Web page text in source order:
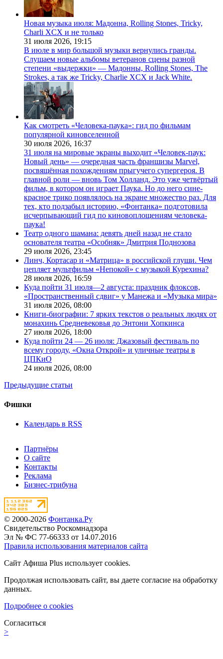
Новая музыка июля: Мадонна, Rolling Stones, Tricky,
Charli XCX и не только
31 июля 2026, 19:15
В июле в мир большой музыки вернулись гранды.
Слушаем новые альбомы ветеранов сцены разной
степени «выдержки» — Мадонны, Rolling Stones, The
Strokes, а так же Tricky, Charlie XCX и Jack White.
Как смотреть «Человека-паука»: гид по фильмам
популярной киновселенной
30 июля 2026, 16:37
31 июля на мировые экраны выходит «Человек-паук:
Новый день» — очередная часть франшизы Marvel,
посвящённая похождениям прыгучего супергероя. В
главной роли — вновь Том Холланд. Это уже четвёртый
фильм, в котором он играет Паука. Но до него сине-
красное трико появлялось на экране множество раз. Для
тех, кто подзабыл историю, «Фонтанка» подготовила
исчерпывающий гид по киновоплощениям человека-
паука!
Театр одного шамана: девять дней назад не стало
основателя театра «Особняк» Дмитрия Поднозова
29 июля 2026, 23:45
Линч, Кортасар и «Матрица» в российской глуши. Чем
цепляет мультфильм «Непокой» с музыкой Курехина?
28 июля 2026, 16:59
Куда пойти 31 июля—2 августа: праздник флоксов,
«Пространственный сдвиг» у Манежа и «Музыка мира»
31 июля 2026, 08:00
Книги-биографии: 7 ярких текстов о реальных людях от
монахинь Средневековья до Энтони Хопкинса
27 июля 2026, 18:00
Куда пойти 24 — 26 июля: Джазовый фестиваль по
всему городу, «Окна Открой» и уличные театры в
ЦПКиО
24 июля 2026, 08:00
Предыдущие статьи
Фишки
Календарь в RSS
Партнёры
О сайте
Контакты
Реклама
Бизнес-трибуна
© 2000-2026 Фонтанка.Ру
Свидетельство Роскомнадзора
Эл № ФС 77-66333 от 14.07.2016
Правила использования материалов сайта
Сайт Афиша Plus использует cookies.
Продолжая использовать сайт, вы даете согласие на обработку
данных.
Подробнее о cookies
Согласиться
>